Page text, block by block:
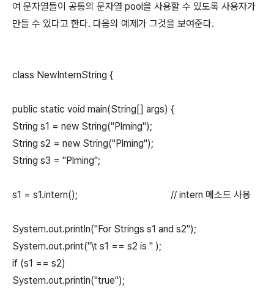
여 문자열들이 공통의 문자열 pool을 사용할 수 있도록 사용자가
만들 수 있다고 한다. 다음의 예제가 그것을 보여준다.
class NewInternString {
public static void main(String[] args) {
String s1 = new String("Plming");
String s2 = new String("Plming");
String s3 = "Plming";
s1 = s1.intern(); // intern 메소드 사용
System.out.println("For Strings s1 and s2");
System.out.print("\t s1 == s2 is " );
if (s1 == s2)
System.out.println("true");